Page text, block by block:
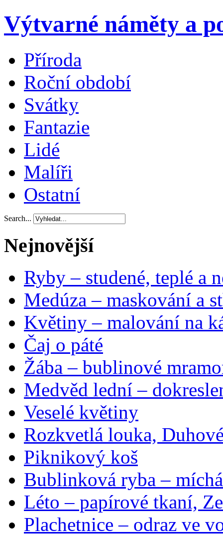
Výtvarné náměty a
Příroda
Roční období
Svátky
Fantazie
Lidé
Malíři
Ostatní
Search...
Nejnovější
Ryby – studené, teplé a
Medúza – maskování a
Květiny – malování na
Čaj o páté
Žába – bublinové
Medvěd lední –
Veselé květiny
Rozkvetlá louka,
Piknikový koš
Bublinková ryba –
Léto – papírové tkaní,
Plachetnice – odraz ve